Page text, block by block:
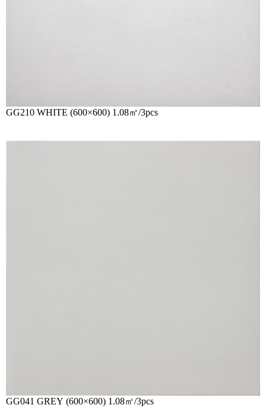
GG210 WHITE (600×600) 1.08㎡/3pcs
GG041 GREY (600×600) 1.08㎡/3pcs